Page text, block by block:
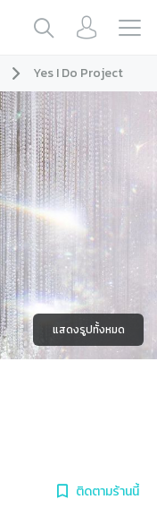
Yes I Do Project
แสดงรูปทั้งหมด
ติดตามร้านนี้